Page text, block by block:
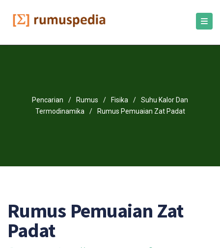
Pencarian / Rumus / Fisika /
Suhu Kalor Dan
Termodinamika
/ Rumus Pemuaian Zat Padat
Rumus Pemuaian Zat
Padat